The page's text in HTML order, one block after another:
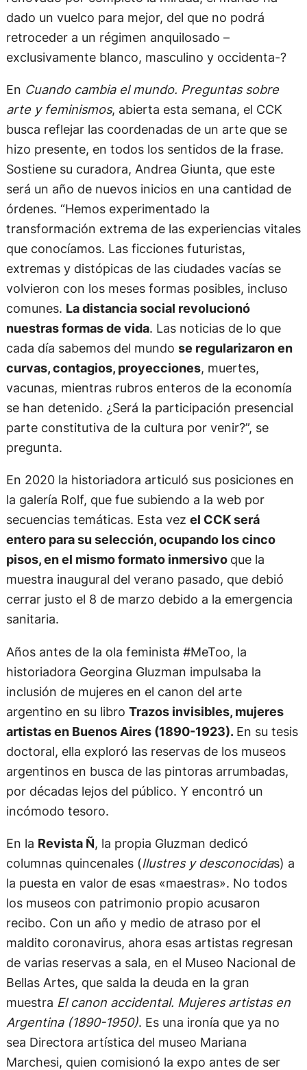
dado un vuelco para mejor, del que no podrá
retroceder a un régimen anquilosado –
exclusivamente blanco, masculino y occidenta-?
En Cuando cambia el mundo. Preguntas sobre
arte y feminismos, abierta esta semana, el CCK
busca reflejar las coordenadas de un arte que se
hizo presente, en todos los sentidos de la frase.
Sostiene su curadora, Andrea Giunta, que este
será un año de nuevos inicios en una cantidad de
órdenes. “Hemos experimentado la
transformación extrema de las experiencias vitales
que conocíamos. Las ficciones futuristas,
extremas y distópicas de las ciudades vacías se
volvieron con los meses formas posibles, incluso
comunes. La distancia social revolucionó
nuestras formas de vida. Las noticias de lo que
cada día sabemos del mundo se regularizaron en
curvas, contagios, proyecciones, muertes,
vacunas, mientras rubros enteros de la economía
se han detenido. ¿Será la participación presencial
parte constitutiva de la cultura por venir?”, se
pregunta.
En 2020 la historiadora articuló sus posiciones en
la galería Rolf, que fue subiendo a la web por
secuencias temáticas. Esta vez el CCK será
entero para su selección, ocupando los cinco
pisos, en el mismo formato inmersivo que la
muestra inaugural del verano pasado, que debió
cerrar justo el 8 de marzo debido a la emergencia
sanitaria.
Años antes de la ola feminista #MeToo, la
historiadora Georgina Gluzman impulsaba la
inclusión de mujeres en el canon del arte
argentino en su libro Trazos invisibles, mujeres
artistas en Buenos Aires (1890-1923). En su tesis
doctoral, ella exploró las reservas de los museos
argentinos en busca de las pintoras arrumbadas,
por décadas lejos del público. Y encontró un
incómodo tesoro.
En la Revista Ñ, la propia Gluzman dedicó
columnas quincenales (Ilustres y desconocidas) a
la puesta en valor de esas «maestras». No todos
los museos con patrimonio propio acusaron
recibo. Con un año y medio de atraso por el
maldito coronavirus, ahora esas artistas regresan
de varias reservas a sala, en el Museo Nacional de
Bellas Artes, que salda la deuda en la gran
muestra El canon accidental. Mujeres artistas en
Argentina (1890-1950). Es una ironía que ya no
sea Directora artística del museo Mariana
Marchesi, quien comisionó la expo antes de ser